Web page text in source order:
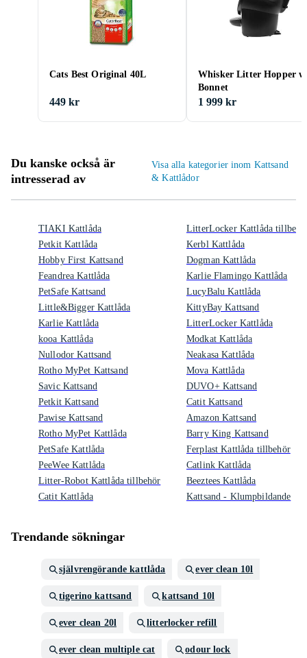
Cats Best Original 40L
449 kr
Whisker Litter Hopper
Bonnet
1 999 kr
Du kanske också är
intresserad av
Visa alla kategorier inom Kattsand
& Kattlådor
TIAKI Kattlåda
Petkit Kattlåda
Hobby First Kattsand
Feandrea Kattlåda
PetSafe Kattsand
Little&Bigger Kattlåda
Karlie Kattlåda
kooa Kattlåda
Nullodor Kattsand
Rotho MyPet Kattsand
Savic Kattsand
Petkit Kattsand
Pawise Kattsand
Rotho MyPet Kattlåda
PetSafe Kattlåda
PeeWee Kattlåda
Litter-Robot Kattlåda tillbehör
Catit Kattlåda
LitterLocker Kattlåda
Kerbl Kattlåda
Dogman Kattlåda
Karlie Flamingo Kattlåda
LucyBalu Kattlåda
KittyBay Kattsand
LitterLocker Kattlåda
Modkat Kattlåda
Neakasa Kattlåda
Mova Kattlåda
DUVO+ Kattsand
Catit Kattsand
Amazon Kattsand
Barry King Kattsand
Ferplast Kattlåda tillbehör
Catlink Kattlåda
Beeztees Kattlåda
Kattsand - Klumpbildande
Trendande sökningar
självrengörande kattlåda ever clean 10l
tigerino kattsand kattsand 10l
ever clean 20l litterlocker refill
ever clean multiple cat odour lock